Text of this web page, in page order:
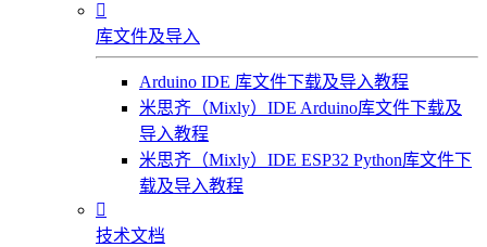

库文件及导入
Arduino IDE 库文件下载及导入教程
米思齐（Mixly）IDE Arduino库文件下载及
导入教程
米思齐（Mixly）IDE ESP32 Python库文件下
载及导入教程

技术文档